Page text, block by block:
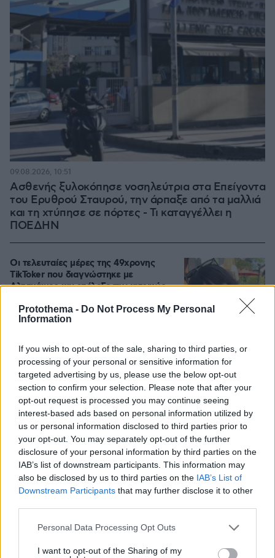
Protothema - Do Not Process My Personal
Information
If you wish to opt-out of the sale, sharing to third parties, or
processing of your personal or sensitive information for
targeted advertising by us, please use the below opt-out
section to confirm your selection. Please note that after your
opt-out request is processed you may continue seeing
interest-based ads based on personal information utilized by
us or personal information disclosed to third parties prior to
your opt-out. You may separately opt-out of the further
disclosure of your personal information by third parties on the
IAB’s list of downstream participants. This information may
also be disclosed by us to third parties on the IAB’s List of
Downstream Participants that may further disclose it to other
Please note that this website/app uses one or more Google
not limited to your visit or usage behaviour. You may click to
Personal Data Processing Opt Outs
I want to opt-out of the Sharing of my
Ασθενής ξυλοκόπησε νοσηλεύτρια στα Επείγοντα
του Ερυθρού Σταυρού, την άρπαξε από τα μαλλιά
και τη χτύπησε σε πόρτες - Τι καταγγέλλει η
ΠΟΕΔΗΝ
09.08.2026, 10:51
Οι τελευταίες μέρες της 49χρονης
TikToker που διαγνώστηκε με
Αλτσχάιμερ και επέλεξε την ιατρικώς
09.08.2026, 12:07
Ανάρτηση με υπονοούμενα: «Κάποιοι
άντρες είναι απλά κατώτεροι των
περιστάσεων» λέει η Ανδρομάχη εν
μέσω φημών για τη σχέση της με τον
Γιώργο Λιβάνη
πριν μία ώρα 4
Ποιοι βρίσκονται πίσω από το viral
τραγούδι Μου Χρωστάς Έναν
Αύγουστο: «Δεν βασίστηκε στον
Μητροπάνο», τι απαντάνε για τη
χρήση AI